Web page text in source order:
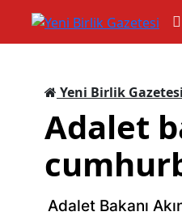
Yeni Birlik Gazetesi
Adalet
Adalet Bakanı